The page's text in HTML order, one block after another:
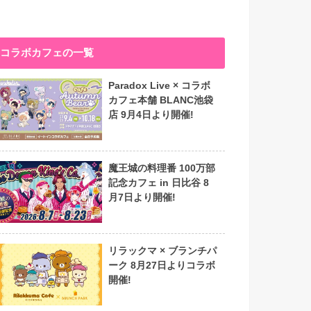
コラボカフェの一覧
Paradox Live × コラボ
カフェ本舗 BLANC池袋
店 9月4日より開催!
魔王城の料理番 100万部
記念カフェ in 日比谷 8
月7日より開催!
リラックマ × ブランチパ
ーク 8月27日よりコラボ
開催!